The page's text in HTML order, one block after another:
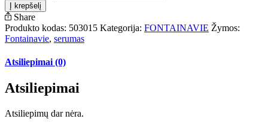
Į krepšelį
Share
Produkto kodas: 503015 Kategorija: FONTAINAVIE Žymos:
Fontainavie, serumas
Atsiliepimai (0)
Atsiliepimai
Atsiliepimų dar nėra.